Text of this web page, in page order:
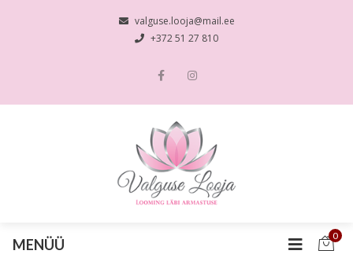
valguse.looja@mail.ee
+372 51 27 810
MENÜÜ
0